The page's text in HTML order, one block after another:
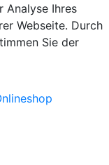
Analyse Ihres
Webseite. Durch
Sie der